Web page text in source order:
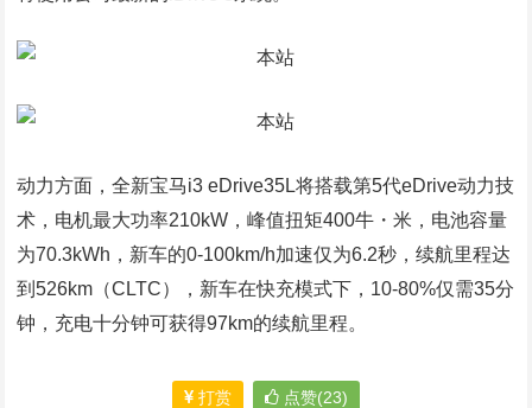
动力方面，全新宝马i3 eDrive35L将搭载第5代eDrive动力技
术，电机最大功率210kW，峰值扭矩400牛・米，电池容量
为70.3kWh，新车的0-100km/h加速仅为6.2秒，续航里程达
到526km（CLTC），新车在快充模式下，10-80%仅需35分
钟，充电十分钟可获得97km的续航里程。
打赏 点赞(23)